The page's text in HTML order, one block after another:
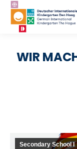
WIR
Secondary School I